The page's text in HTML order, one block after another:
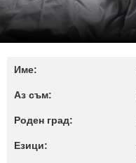
Име:
Аз съм:
Роден град:
Езици: